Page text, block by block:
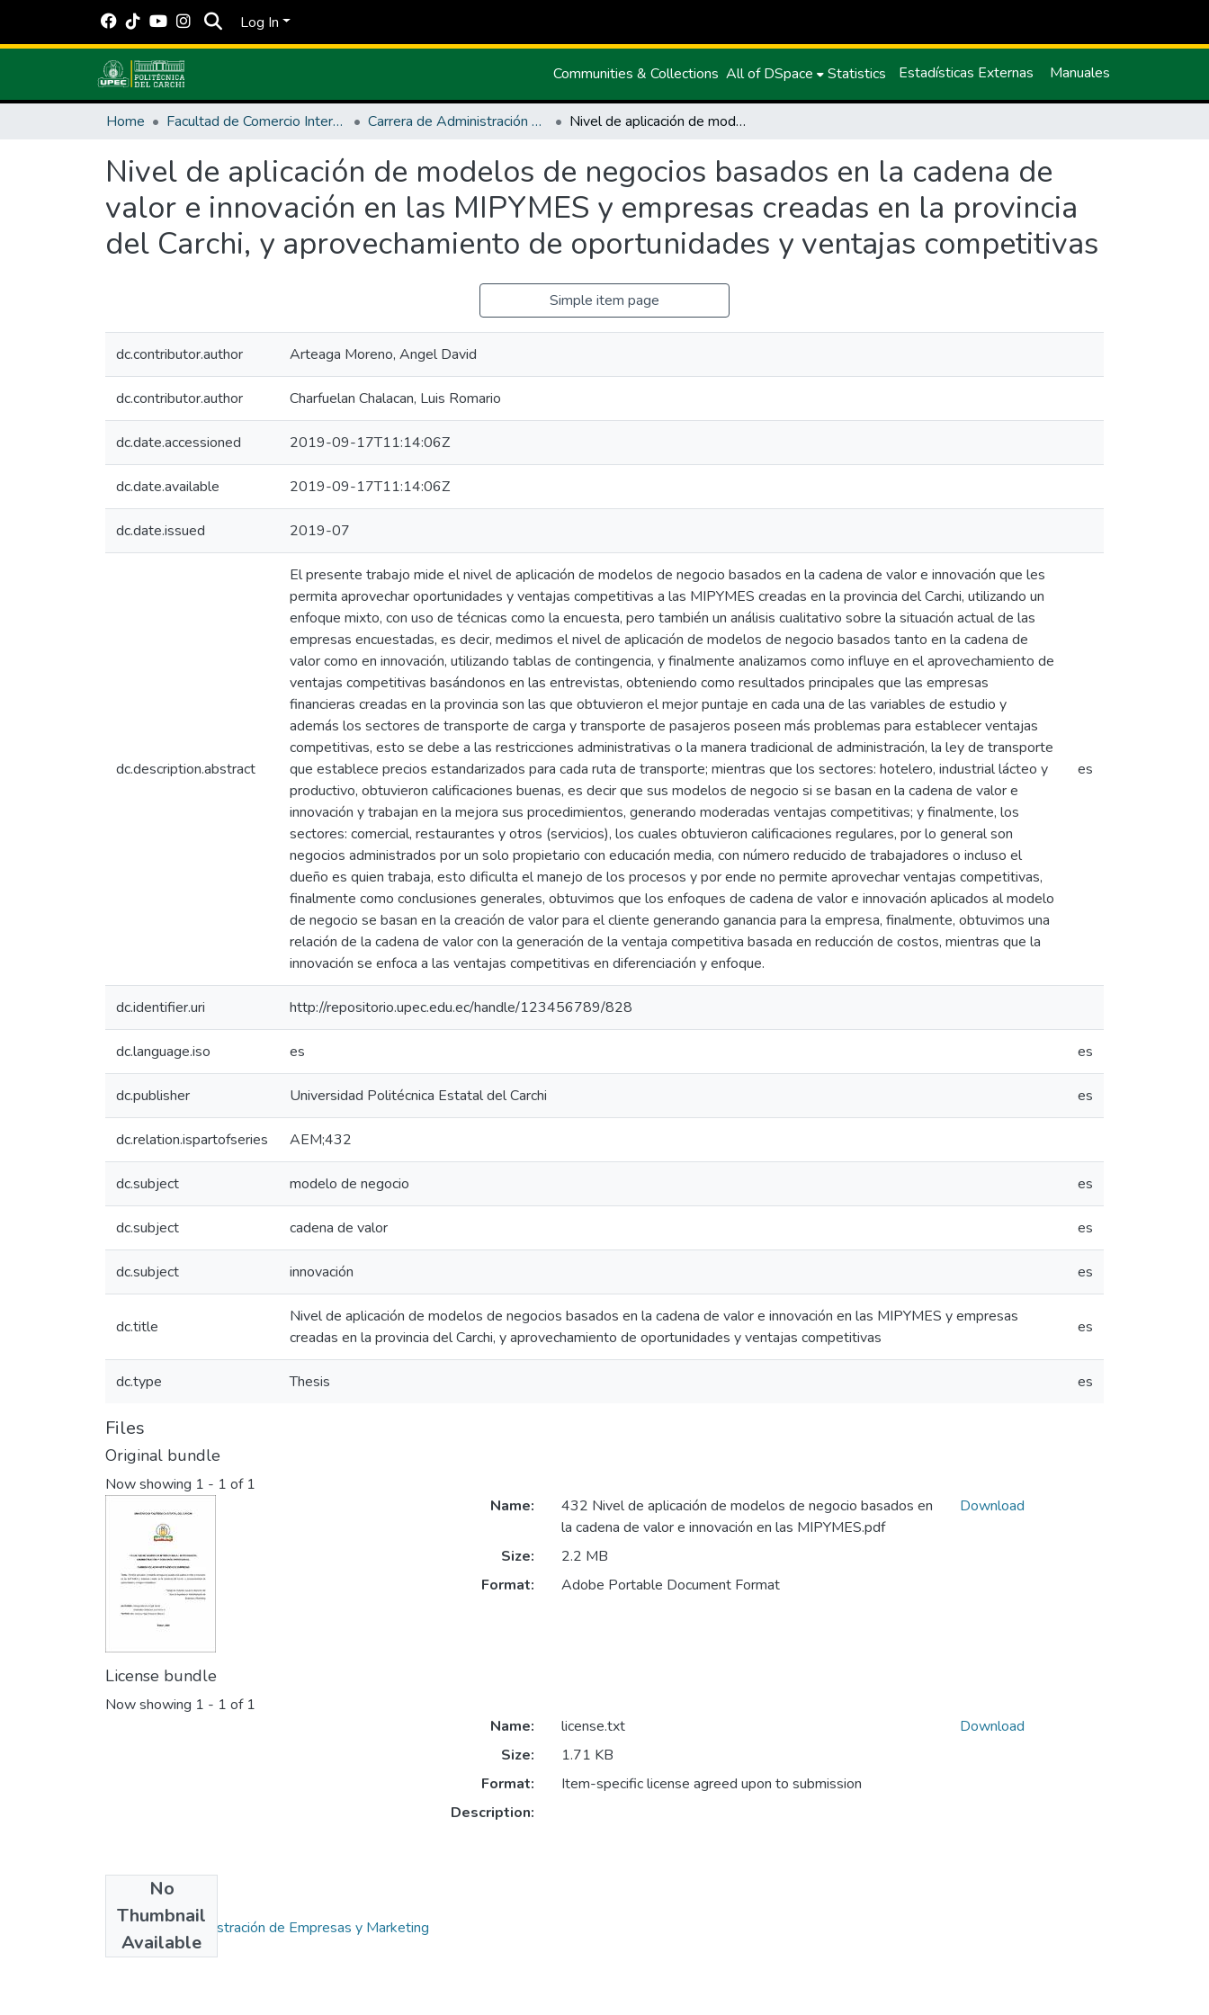
Log In
Communities & Collections All of DSpace Statistics Estadísticas Externas Manuales
Home Facultad de Comercio Internacional, Integración, Administración y Economía Empresarial Carrera de Administración de Empresas y Marketing Nivel de aplicación de modelos de negocios basados en la cadena de valor e innovación en las MIPYMES y empresas creadas en la provincia del Carchi, y aprovechamiento de oportunidades y ventajas competitivas
Nivel de aplicación de modelos de negocios basados en la cadena de
valor e innovación en las MIPYMES y empresas creadas en la provincia
del Carchi, y aprovechamiento de oportunidades y ventajas competitivas
Simple item page
dc.contributor.author Arteaga Moreno, Angel David
dc.contributor.author Charfuelan Chalacan, Luis Romario
dc.date.accessioned 2019-09-17T11:14:06Z
dc.date.available 2019-09-17T11:14:06Z
dc.date.issued 2019-07
dc.description.abstract
El presente trabajo mide el nivel de aplicación de modelos de negocio basados en la cadena de valor e innovación que les
permita aprovechar oportunidades y ventajas competitivas a las MIPYMES creadas en la provincia del Carchi, utilizando un
enfoque mixto, con uso de técnicas como la encuesta, pero también un análisis cualitativo sobre la situación actual de las
empresas encuestadas, es decir, medimos el nivel de aplicación de modelos de negocio basados tanto en la cadena de
valor como en innovación, utilizando tablas de contingencia, y finalmente analizamos como influye en el aprovechamiento de
ventajas competitivas basándonos en las entrevistas, obteniendo como resultados principales que las empresas
financieras creadas en la provincia son las que obtuvieron el mejor puntaje en cada una de las variables de estudio y
además los sectores de transporte de carga y transporte de pasajeros poseen más problemas para establecer ventajas
competitivas, esto se debe a las restricciones administrativas o la manera tradicional de administración, la ley de transporte
que establece precios estandarizados para cada ruta de transporte; mientras que los sectores: hotelero, industrial lácteo y
productivo, obtuvieron calificaciones buenas, es decir que sus modelos de negocio si se basan en la cadena de valor e
innovación y trabajan en la mejora sus procedimientos, generando moderadas ventajas competitivas; y finalmente, los
sectores: comercial, restaurantes y otros (servicios), los cuales obtuvieron calificaciones regulares, por lo general son
negocios administrados por un solo propietario con educación media, con número reducido de trabajadores o incluso el
dueño es quien trabaja, esto dificulta el manejo de los procesos y por ende no permite aprovechar ventajas competitivas,
finalmente como conclusiones generales, obtuvimos que los enfoques de cadena de valor e innovación aplicados al modelo
de negocio se basan en la creación de valor para el cliente generando ganancia para la empresa, finalmente, obtuvimos una
relación de la cadena de valor con la generación de la ventaja competitiva basada en reducción de costos, mientras que la
innovación se enfoca a las ventajas competitivas en diferenciación y enfoque.
es
dc.identifier.uri http://repositorio.upec.edu.ec/handle/123456789/828
dc.language.iso es es
dc.publisher Universidad Politécnica Estatal del Carchi es
dc.relation.ispartofseries AEM;432
dc.subject modelo de negocio es
dc.subject cadena de valor es
dc.subject innovación es
dc.title
Nivel de aplicación de modelos de negocios basados en la cadena de valor e innovación en las MIPYMES y empresas
creadas en la provincia del Carchi, y aprovechamiento de oportunidades y ventajas competitivas
es
dc.type Thesis es
Files
Original bundle
Now showing 1 - 1 of 1
Name:
432 Nivel de aplicación de modelos de negocio basados en
la cadena de valor e innovación en las MIPYMES.pdf
Size:
2.2 MB
Format:
Adobe Portable Document Format
Download
License bundle
Now showing 1 - 1 of 1
No
Thumbnail
Available
Name:
license.txt
Size:
1.71 KB
Format:
Item-specific license agreed upon to submission
Description:
Download
Collections
Carrera de Administración de Empresas y Marketing